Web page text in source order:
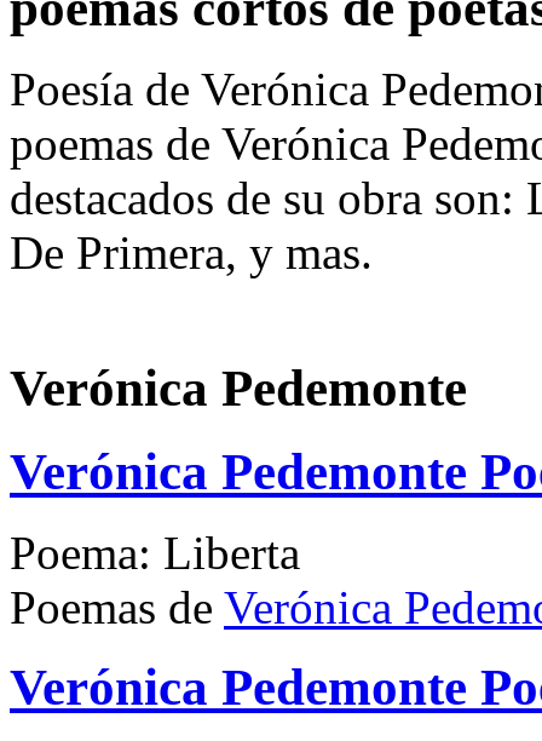
Poesía de Verónica
poemas de Verónica
destacados de su obra
De Primera, y mas.
Verónica Pedemonte
Verónica Pedemonte
Poema: Liberta
Poemas de Verónica
Verónica Pedemonte